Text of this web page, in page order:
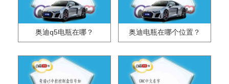
奥迪q5电瓶在哪？ 奥迪电瓶在哪个位置？